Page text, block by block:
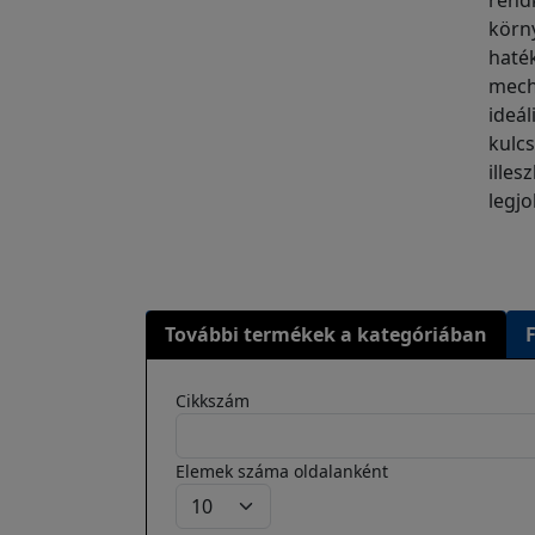
További termékek a kategóriában
Cikkszám
Elemek száma oldalanként